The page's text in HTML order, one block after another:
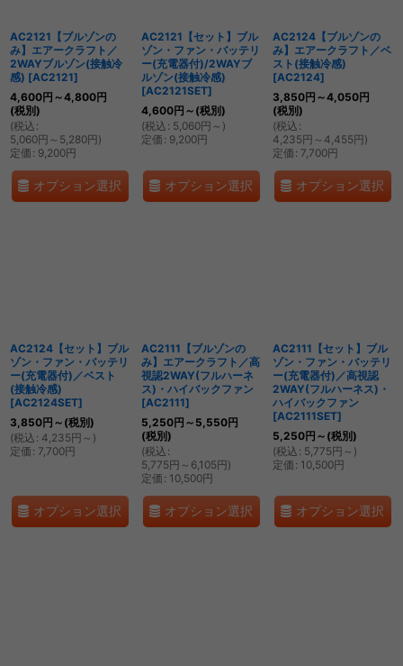
AC2121【ブルゾンの
み】エアークラフト／
2WAYブルゾン(接触冷
感) [AC2121]
4,600円 ～4,800円
(税別)
(税込 :
5,060円 ～5,280円)
定価 : 9,200円
オプション選択
AC2121【セット】ブル
ゾン・ファン・バッテリ
ー(充電器付)/2WAYブ
ルゾン(接触冷感)
[AC2121SET]
4,600円 ～ (税別)
(税込 : 5,060円 ～ )
定価 : 9,200円
オプション選択
AC2124【ブルゾンの
み】エアークラフト／ベ
スト(接触冷感)
[AC2124]
3,850円 ～4,050円
(税別)
(税込 :
4,235円 ～4,455円)
定価 : 7,700円
オプション選択
AC2124【セット】ブル
ゾン・ファン・バッテリ
ー(充電器付)／ベスト
(接触冷感)
[AC2124SET]
3,850円 ～ (税別)
(税込 : 4,235円 ～ )
定価 : 7,700円
オプション選択
AC2111【ブルゾンの
み】エアークラフト／高
視認2WAY(フルハーネ
ス)・ハイバックファン
[AC2111]
5,250円 ～5,550円
(税別)
(税込 :
5,775円 ～6,105円)
定価 : 10,500円
オプション選択
AC2111【セット】ブル
ゾン・ファン・バッテリ
ー(充電器付)／高視認
2WAY(フルハーネス)・
ハイバックファン
[AC2111SET]
5,250円 ～ (税別)
(税込 : 5,775円 ～ )
定価 : 10,500円
オプション選択